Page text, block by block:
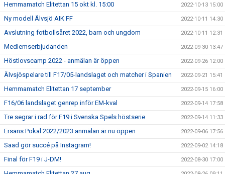
Hemmamatch Elitettan 15 okt kl. 15:00 2022-10-13 15:00
Ny modell Älvsjö AIK FF 2022-10-11 14:30
Avslutning fotbollsåret 2022, barn och ungdom 2022-10-11 12:31
Medlemserbjudanden 2022-09-30 13:47
Höstlovscamp 2022 - anmälan är öppen 2022-09-26 12:00
Älvsjöspelare till F17/05-landslaget och matcher i Spanien 2022-09-21 15:41
Hemmamatch Elitettan 17 september 2022-09-15 16:00
F16/06 landslaget genrep inför EM-kval 2022-09-14 17:58
Tre segrar i rad för F19 i Svenska Spels höstserie 2022-09-14 11:33
Ersans Pokal 2022/2023 anmälan är nu öppen 2022-09-06 17:56
Saad gör succé på Instagram! 2022-09-02 14:18
Final för F19 i J-DM! 2022-08-30 17:00